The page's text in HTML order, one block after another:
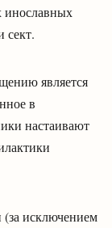
инославных
сект.
является
в
настаивают
(за исключением